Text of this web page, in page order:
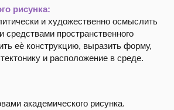
рисунка:
и художественно осмыслить
средствами пространственного
еѐ конструкцию, выразить форму,
тектонику и расположение в среде.
академического рисунка.